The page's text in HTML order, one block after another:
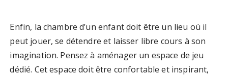
Enfin, la chambre d’un enfant doit être un lieu où il
peut jouer, se détendre et laisser libre cours à son
imagination. Pensez à aménager un espace de jeu
dédié. Cet espace doit être confortable et inspirant,